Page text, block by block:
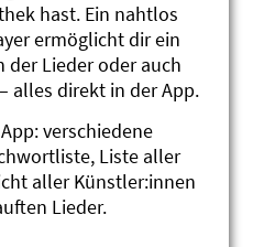
im Land gsi
hast. Ein nahtlos
ermöglicht dir ein
der Lieder oder auch
alles direkt in der App.
verschiedene
Liste aller
aller Künstler:innen
Lieder.